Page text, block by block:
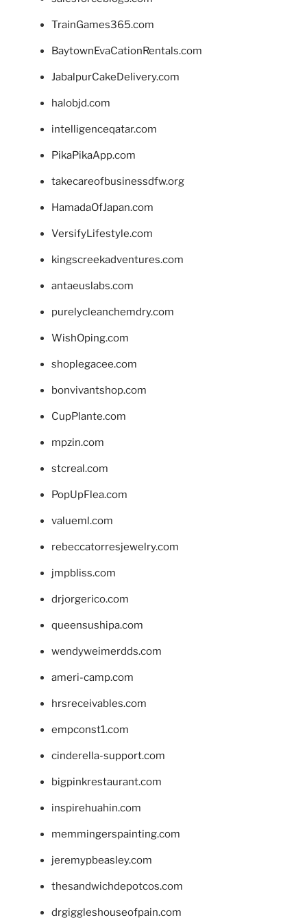
TrainGames365.com
BaytownEvaCationRentals.com
JabalpurCakeDelivery.com
halobjd.com
intelligenceqatar.com
PikaPikaApp.com
takecareofbusinessdfw.org
HamadaOfJapan.com
VersifyLifestyle.com
kingscreekadventures.com
antaeuslabs.com
purelycleanchemdry.com
WishOping.com
shoplegacee.com
bonvivantshop.com
CupPlante.com
mpzin.com
stcreal.com
PopUpFlea.com
valueml.com
rebeccatorresjewelry.com
jmpbliss.com
drjorgerico.com
queensushipa.com
wendyweimerdds.com
ameri-camp.com
hrsreceivables.com
empconst1.com
cinderella-support.com
bigpinkrestaurant.com
inspirehuahin.com
memmingerspainting.com
jeremypbeasley.com
thesandwichdepotcos.com
drgiggleshouseofpain.com